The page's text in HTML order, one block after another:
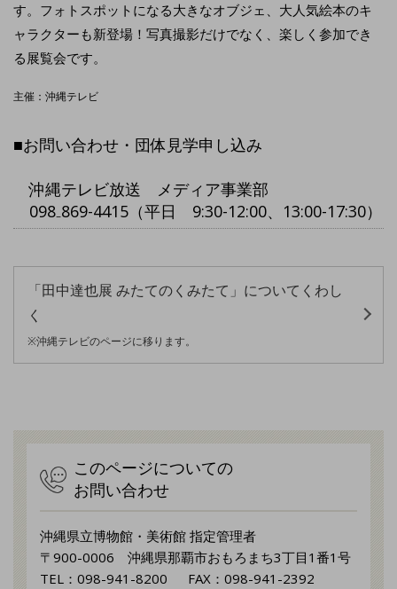
す。フォトスポットになる大きなオブジェ、大人気絵本のキ
ャラクターも新登場！写真撮影だけでなく、楽しく参加でき
る展覧会です。
主催：沖縄テレビ
■お問い合わせ・団体見学申し込み
沖縄テレビ放送 メディア事業部
098₋869-4415（平日 9:30-12:00、13:00-17:30）
「田中達也展 みたてのくみたて」についてくわし
く
※沖縄テレビのページに移ります。
このページについての
お問い合わせ
沖縄県立博物館・美術館 指定管理者
〒900-0006 沖縄県那覇市おもろまち3丁目1番1号
TEL：098-941-8200 FAX：098-941-2392